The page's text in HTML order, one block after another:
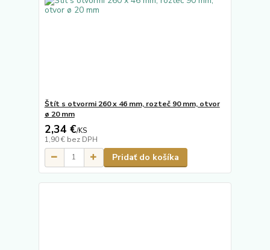
Štít s otvormi 260 x 46 mm, rozteč 90 mm, otvor
ø 20 mm
2,34 €/KS
1,90 € bez DPH
Pridať do košíka